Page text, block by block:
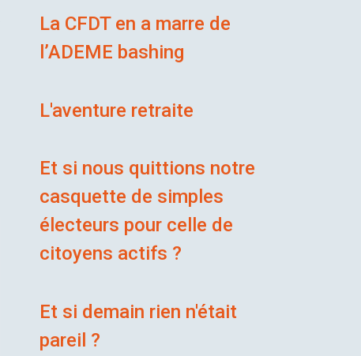
La CFDT en a marre de
l’ADEME bashing
L'aventure retraite
Et si nous quittions notre
casquette de simples
électeurs pour celle de
citoyens actifs ?
Et si demain rien n'était
pareil ?